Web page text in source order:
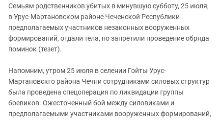
Чечня
Южная Осетия
Южный Кавказ
Семьям родственников убитых в минувшую субботу, 25 июля,
в Урус-Мартановском районе Чеченской Республики
предполагаемых участников незаконных вооруженных
формирований, отдали тела, но запретили проведение обряда
поминок (тезет).
Напомним, утром 25 июля в селении Гойты Урус-
Мартановскго района Чечни сотрудниками силовых структур
была проведена спецоперация по ликвидации группы
боевиков. Ожесточенный бой между силовиками и
предполагаемыми участниками вооруженных формирований,